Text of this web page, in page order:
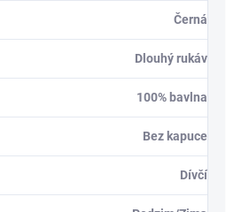
Černá
Dlouhý rukáv
100% bavlna
Bez kapuce
Dívčí